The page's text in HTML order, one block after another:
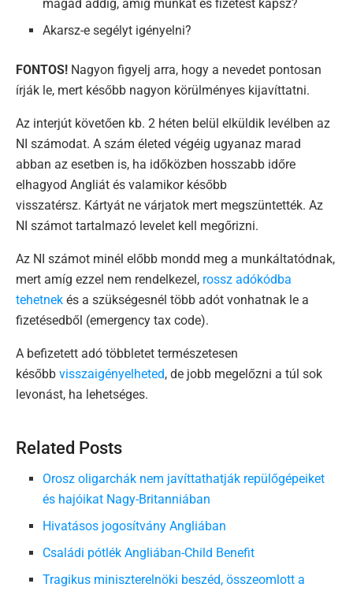
magad addig, amíg munkát és fizetést kapsz?
Akarsz-e segélyt igényelni?
FONTOS! Nagyon figyelj arra, hogy a nevedet pontosan
írják le, mert később nagyon körülményes kijavíttatni.
Az interjút követően kb. 2 héten belül elküldik levélben az
NI számodat. A szám életed végéig ugyanaz marad
abban az esetben is, ha időközben hosszabb időre
elhagyod Angliát és valamikor később
visszatérsz. Kártyát ne várjatok mert megszüntették. Az
NI számot tartalmazó levelet kell megőrizni.
Az NI számot minél előbb mondd meg a munkáltatódnak,
mert amíg ezzel nem rendelkezel, rossz adókódba
tehetnek és a szükségesnél több adót vonhatnak le a
fizetésedből (emergency tax code).
A befizetett adó többletet természetesen
később visszaigényelheted, de jobb megelőzni a túl sok
levonást, ha lehetséges.
Related Posts
Orosz oligarchák nem javíttathatják repülőgépeiket
és hajóikat Nagy-Britanniában
Hivatásos jogosítvány Angliában
Családi pótlék Angliában-Child Benefit
Tragikus miniszterelnöki beszéd, összeomlott a